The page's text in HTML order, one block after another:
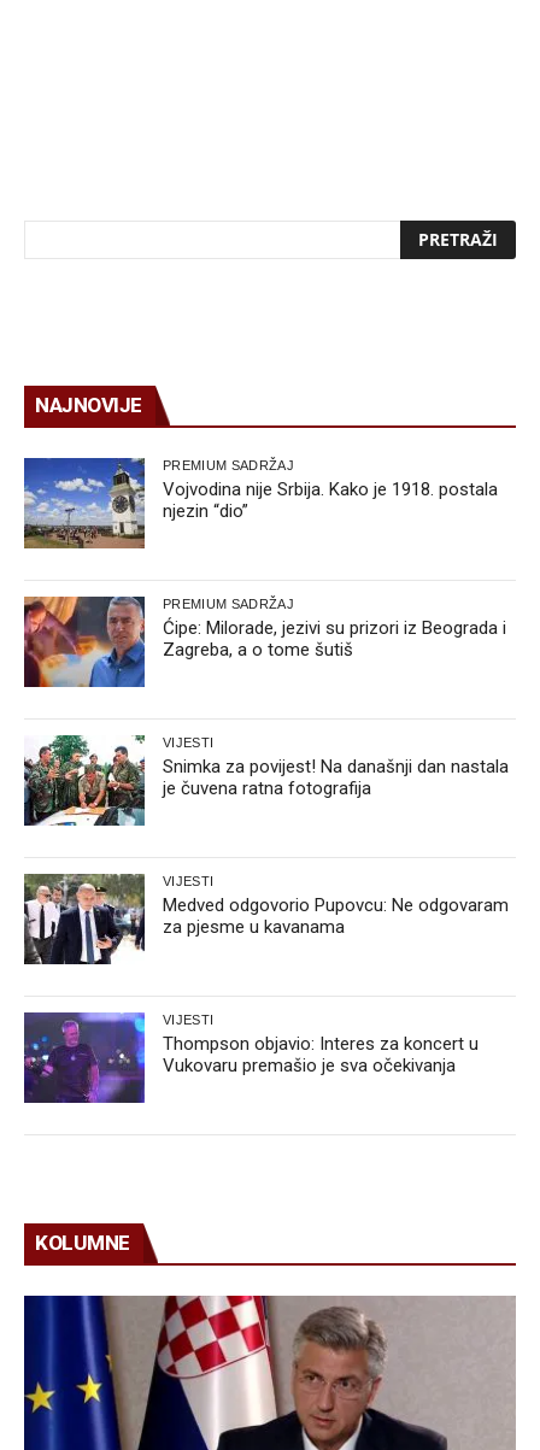
NAJNOVIJE
PREMIUM SADRŽAJ
Vojvodina nije Srbija. Kako je 1918. postala
njezin “dio”
PREMIUM SADRŽAJ
Ćipe: Milorade, jezivi su prizori iz Beograda i
Zagreba, a o tome šutiš
VIJESTI
Snimka za povijest! Na današnji dan nastala
je čuvena ratna fotografija
VIJESTI
Medved odgovorio Pupovcu: Ne odgovaram
za pjesme u kavanama
VIJESTI
Thompson objavio: Interes za koncert u
Vukovaru premašio je sva očekivanja
KOLUMNE